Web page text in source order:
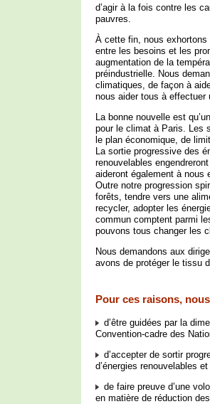
d’agir à la fois contre les
pauvres.
À cette fin, nous exhortons
entre les besoins et les
augmentation de la
préindustrielle. Nous
climatiques, de façon à
nous aider tous à effectuer
La bonne nouvelle est
pour le climat à Paris. Les
le plan économique, de
La sortie progressive des
renouvelables
aideront également à nous
Outre notre progression
forêts, tendre vers une
recycler, adopter les
commun comptent parmi
pouvons tous changer les
Nous demandons aux
avons de protéger le tissu
Pour ces raisons,
d’être guidées par la
Convention-cadre des
d’accepter de sortir
d’énergies renouvelables
de faire preuve d’une
en matière de réduction